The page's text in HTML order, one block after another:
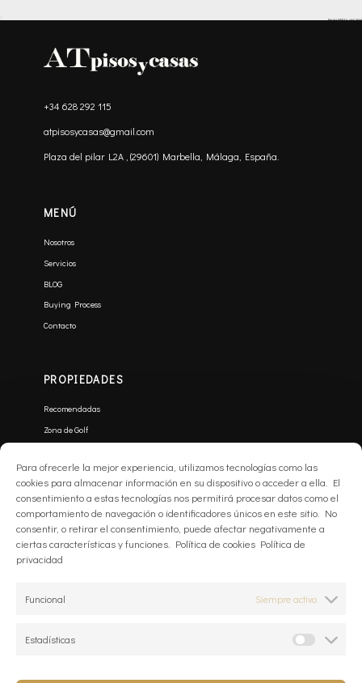
Para ofrecerle la mejor experiencia, utilizamos tecnologías como las
cookies para almacenar información en su dispositivo o acceder a ella. El
consentimiento a estas tecnologías nos permitirá procesar datos como el
comportamiento de navegación o identificadores únicos en este sitio. No
consentir, o retirar el consentimiento, puede afectar negativamente a
ciertas características y funciones. Política de cookies Política de
privacidad
Funcional Siempre activo
Estadísticas
+34 628 292 115
atpisosycasas@gmail.com
Plaza del pilar L2A , (29601) Marbella, Málaga, España.
MENÚ
Nosotros
Servicios
BLOG
Buying Process
Contacto
PROPIEDADES
Recomendadas
Zona de Golf
Villas de Lujo
SUSCRIBIRSE